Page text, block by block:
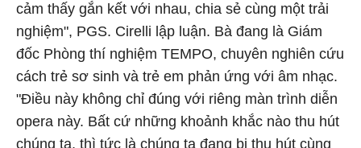
cảm thấy gắn kết với nhau, chia sẻ cùng một trải
nghiệm", PGS. Cirelli lập luận. Bà đang là Giám
đốc Phòng thí nghiệm TEMPO, chuyên nghiên cứu
cách trẻ sơ sinh và trẻ em phản ứng với âm nhạc.
"Điều này không chỉ đúng với riêng màn trình diễn
opera này. Bất cứ những khoảnh khắc nào thu hút
chúng ta, thì tức là chúng ta đang bị thu hút cùng